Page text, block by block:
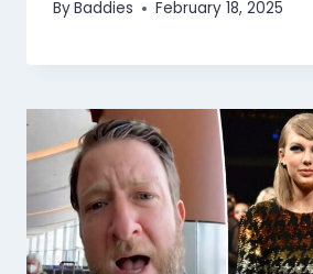
ByBaddies February 18, 2025